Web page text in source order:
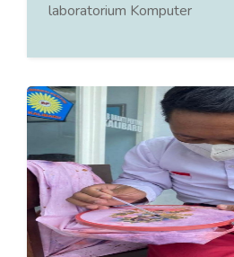
laboratorium Komputer